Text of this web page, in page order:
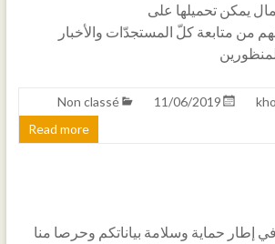
يمكن تحميلها على
من متابعة كلّ المستجدّات والأخبار
11/06/2019
Non classé
Read more
في إطار حماية وسلامة بياناتكم وحرصا منا